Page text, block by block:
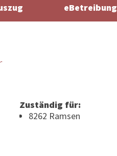
eBetreibung
Zuständig für:
8262 Ramsen